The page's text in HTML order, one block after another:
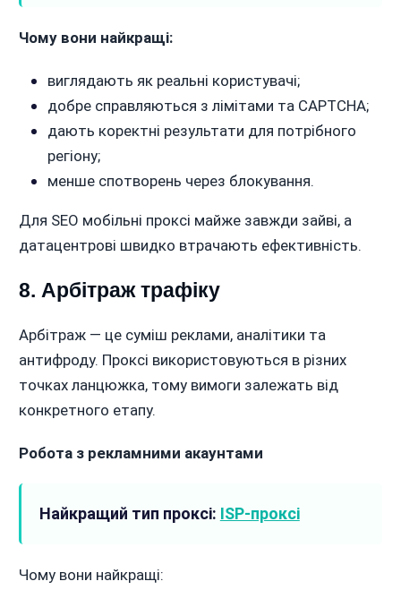
Чому вони найкращі:
виглядають як реальні користувачі;
добре справляються з лімітами та CAPTCHA;
дають коректні результати для потрібного
регіону;
менше спотворень через блокування.
Для SEO мобільні проксі майже завжди зайві, а
датацентрові швидко втрачають ефективність.
8. Арбітраж трафіку
Арбітраж — це суміш реклами, аналітики та
антифроду. Проксі використовуються в різних
точках ланцюжка, тому вимоги залежать від
конкретного етапу.
Робота з рекламними акаунтами
Найкращий тип проксі: ISP-проксі
Чому вони найкращі: